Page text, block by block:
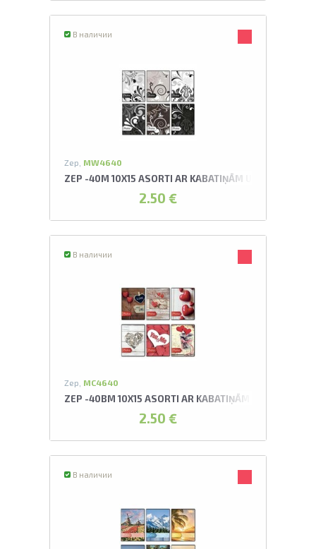
В наличии
Zep, MW4640
ZEP -40M 10X15 ASORTI AR KABATIŅĀM UMBRIA
2.50 €
В наличии
Zep, MC4640
ZEP -40BM 10X15 ASORTI AR KABATIŅĀM CUORE
2.50 €
В наличии